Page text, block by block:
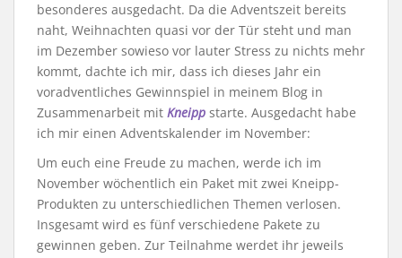
besonderes ausgedacht. Da die Adventszeit bereits
naht, Weihnachten quasi vor der Tür steht und man
im Dezember sowieso vor lauter Stress zu nichts mehr
kommt, dachte ich mir, dass ich dieses Jahr ein
voradventliches Gewinnspiel in meinem Blog in
Zusammenarbeit mit Kneipp starte. Ausgedacht habe
ich mir einen Adventskalender im November:
Um euch eine Freude zu machen, werde ich im
November wöchentlich ein Paket mit zwei Kneipp-
Produkten zu unterschiedlichen Themen verlosen.
Insgesamt wird es fünf verschiedene Pakete zu
gewinnen geben. Zur Teilnahme werdet ihr jeweils